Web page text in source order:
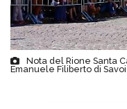
Nota del Rione Santa
Emanuele Filiberto di